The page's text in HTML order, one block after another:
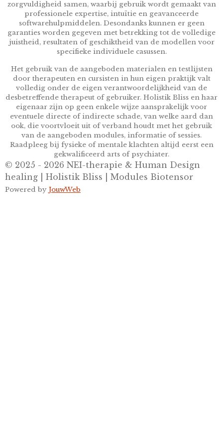
zorgvuldigheid samen, waarbij gebruik wordt gemaakt van
professionele expertise, intuïtie en geavanceerde
softwarehulpmiddelen. Desondanks kunnen er geen
garanties worden gegeven met betrekking tot de volledige
juistheid, resultaten of geschiktheid van de modellen voor
specifieke individuele casussen.
Het gebruik van de aangeboden materialen en testlijsten
door therapeuten en cursisten in hun eigen praktijk valt
volledig onder de eigen verantwoordelijkheid van de
desbetreffende therapeut of gebruiker. Holistik Bliss en haar
eigenaar zijn op geen enkele wijze aansprakelijk voor
eventuele directe of indirecte schade, van welke aard dan
ook, die voortvloeit uit of verband houdt met het gebruik
van de aangeboden modules, informatie of sessies.
Raadpleeg bij fysieke of mentale klachten altijd eerst een
gekwalificeerd arts of psychiater.
© 2025 - 2026 NEI-therapie & Human Design
healing | Holistik Bliss | Modules Biotensor
Powered by JouwWeb